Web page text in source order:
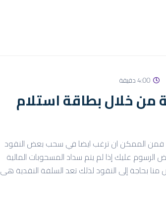
4:00 دقيقة
من خلال بطاقة استلام
، فمن الممكن ان ترغب ايضا في سحب بعض النقود
عليك إذا لم يتم سداد المسحوبات المالية
بحاجة إلى النقود لذلك تعد السلفة النقدية هى